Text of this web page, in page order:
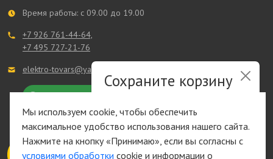
Время работы: с 09.00 до 19.00
+7 926 761-44-64,
+7 495 727-21-76
elektro-tovars@ya.ru
Сохраните корзину
Быстрая авторизация на сайте
Мы используем cookie, чтобы обеспечить
максимальное удобство использования нашего сайта.
Нажмите на кнопку «Принимаю», если вы согласны с
условиями обработки cookie и информации о